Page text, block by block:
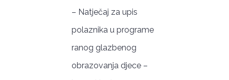
– Natječaj za upis
polaznika u programe
ranog glazbenog
obrazovanja djece –